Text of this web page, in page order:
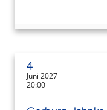
4
Juni 2027
20:00